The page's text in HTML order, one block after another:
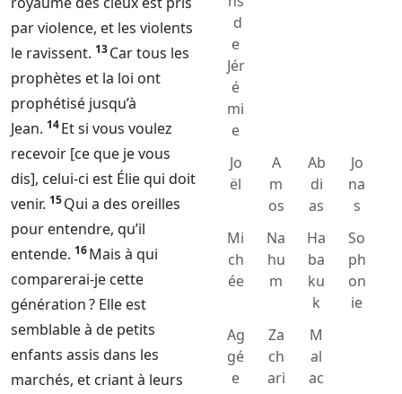
par violence, et les violents
le ravissent. 13Car tous les
prophètes et la loi ont
prophétisé jusqu’à
Jean. 14Et si vous voulez
recevoir [ce que je vous
dis], celui-ci est Élie qui doit
venir. 15Qui a des oreilles
pour entendre, qu’il
entende. 16Mais à qui
comparerai-je cette
génération ? Elle est
semblable à de petits
enfants assis dans les
marchés, et criant à leurs
d
e
Jér
é
mi
e
Jo
ël
A
m
os
Ab
di
as
Jo
na
s
Mi
ch
ée
Na
hu
m
Ha
ba
ku
k
So
ph
on
ie
Ag
gé
e
Za
ch
ari
M
al
ac